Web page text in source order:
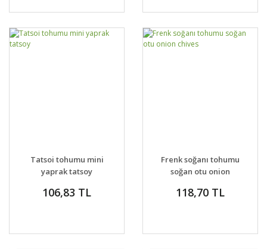
Tatsoi tohumu mini
yaprak tatsoy
106,83 TL
Frenk soğanı tohumu
soğan otu onion
118,70 TL